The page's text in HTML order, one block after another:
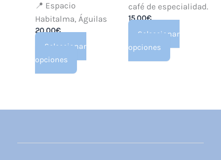
📍 Espacio
Habitalma, Águilas
20,00€
Seleccionar
opciones
Este
producto
variantes.
café de especialidad.
15,00€
Seleccionar
opciones
Este
producto